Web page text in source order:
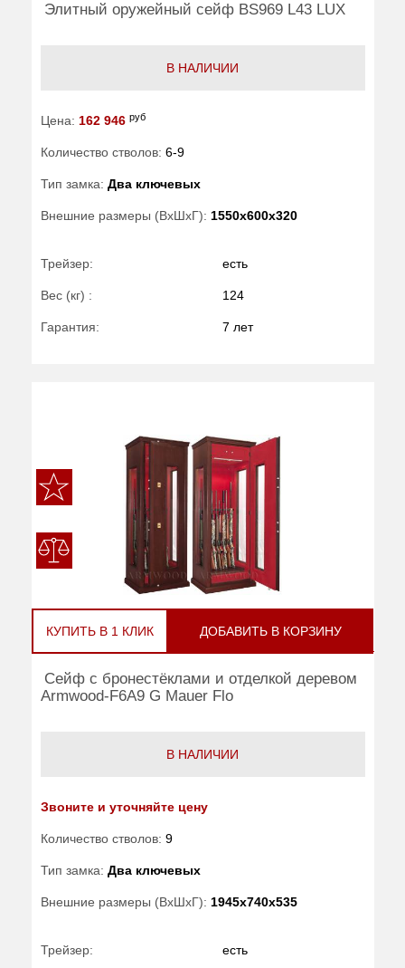
Элитный оружейный сейф BS969 L43 LUX
В НАЛИЧИИ
Цена: 162 946 руб
Количество стволов: 6-9
Тип замка: Два ключевых
Внешние размеры (ВхШхГ): 1550x600x320
Трейзер: есть
Вес (кг) : 124
Гарантия: 7 лет
КУПИТЬ В 1 КЛИК ДОБАВИТЬ В КОРЗИНУ
Сейф с бронестёклами и отделкой деревом
Armwood-F6A9 G Mauer Flo
В НАЛИЧИИ
Звоните и уточняйте цену
Количество стволов: 9
Тип замка: Два ключевых
Внешние размеры (ВхШхГ): 1945x740x535
Трейзер: есть